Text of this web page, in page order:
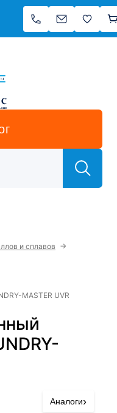
и сплавов →
MASTER UVR
Аналоги›